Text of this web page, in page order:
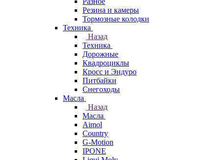
Резина и камеры
Тормозные колодки
Техника
Назад
Техника
Дорожные
Квадроциклы
Кросс и Эндуро
Питбайки
Снегоходы
Масла
Назад
Масла
Aimol
Country
G-Motion
IPONE